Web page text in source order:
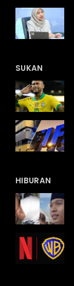
SUKAN
HIBURAN